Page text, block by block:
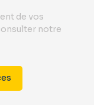
de vos
notre